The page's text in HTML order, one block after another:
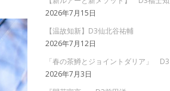
2026年7月15日
【温故知新】D3仙北谷祐輔
2026年7月12日
「春の茶鱒とジョイントダリア」
2026年7月3日